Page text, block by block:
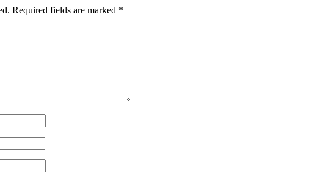
Required fields are marked *